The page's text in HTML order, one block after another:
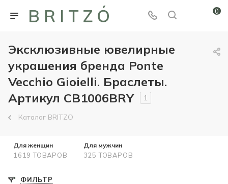
0
Эксклюзивные ювелирные
украшения бренда Ponte
Vecchio Gioielli. Браслеты.
Артикул CB1006BRY
1
Каталог BRITZO
Для женщин
1619 ТОВАРОВ
Для мужчин
325 ТОВАРОВ
ФИЛЬТР